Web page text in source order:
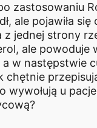
zastosowaniu
ale pojawiła się
z jednej strony
ale powoduje
w następstwie
chętnie
wywołują u